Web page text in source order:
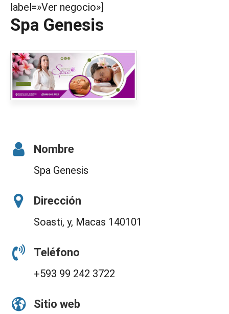
label=»Ver negocio»]
Spa Genesis
Nombre
Spa Genesis
Dirección
Soasti, y, Macas 140101
Teléfono
+593 99 242 3722
Sitio web